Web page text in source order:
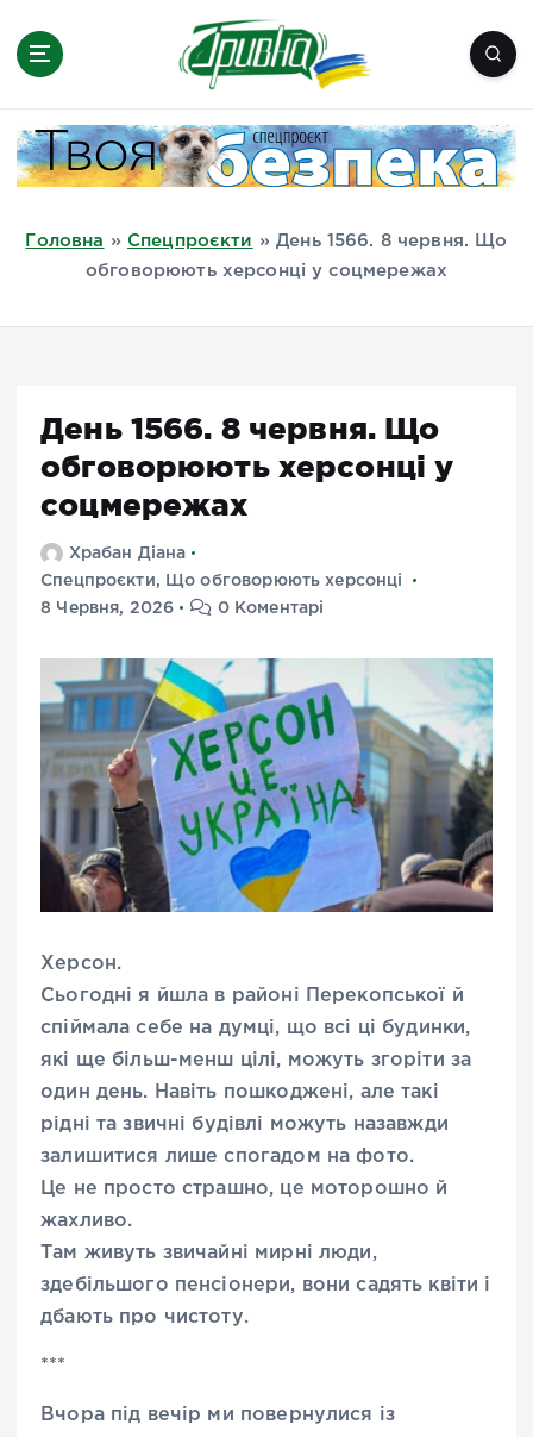
Миколаїв, Одеса, Мелітополь
Головна » Спецпроєкти »День 1566. 8 червня. Що
обговорюють херсонці у соцмережах
День 1566. 8 червня. Що
обговорюють херсонці у
соцмережах
Храбан Діана
Спецпроєкти,
Що обговорюють херсонці
8 Червня, 2026
0 Коментарі
Херсон.
Сьогодні я йшла в районі Перекопської й
спіймала себе на думці, що всі ці будинки,
які ще більш-менш цілі, можуть згоріти за
один день. Навіть пошкоджені, але такі
рідні та звичні будівлі можуть назавжди
залишитися лише спогадом на фото.
Це не просто страшно, це моторошно й
жахливо.
Там живуть звичайні мирні люди,
здебільшого пенсіонери, вони садять квіти і
дбають про чистоту.
***
Вчора під вечір ми повернулися із